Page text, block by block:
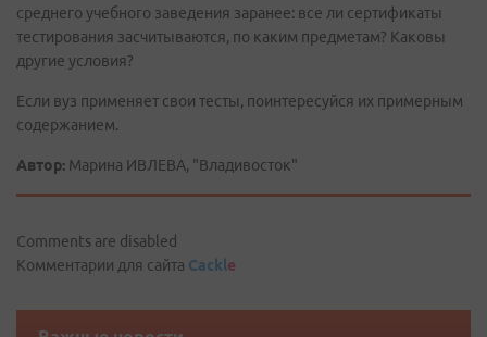
среднего учебного заведения заранее: все ли сертификаты
тестирования засчитываются, по каким предметам? Каковы
другие условия?
Если вуз применяет свои тесты, поинтересуйся их примерным
содержанием.
Автор: Марина ИВЛЕВА, "Владивосток"
Comments are disabled
Комментарии для сайта Cackle